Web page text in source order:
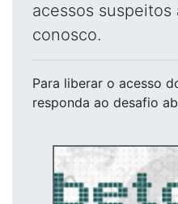
acessos
conosco.
Para liberar o acesso
responda ao desafio